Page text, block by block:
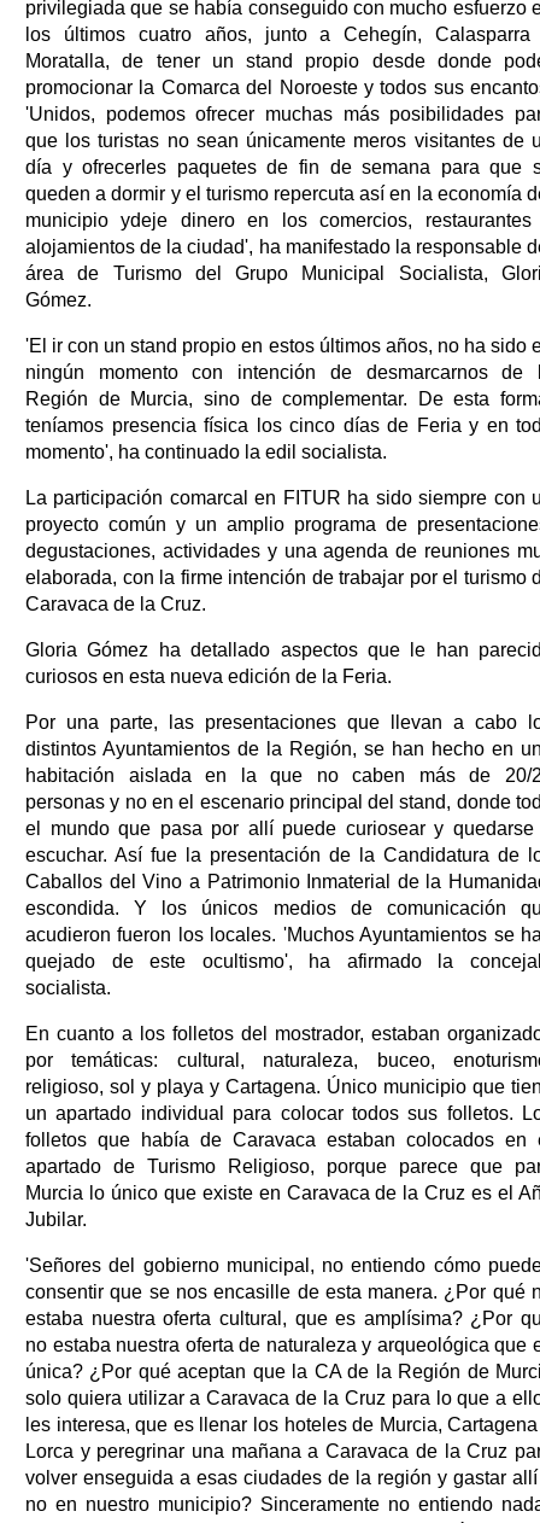
privilegiada que se había conseguido con mucho esfuerzo
los últimos cuatro años, junto a Cehegín, Calasparra
Moratalla, de tener un stand propio desde donde
promocionar la Comarca del Noroeste y todos sus
'Unidos, podemos ofrecer muchas más posibilidades
que los turistas no sean únicamente meros visitantes de
día y ofrecerles paquetes de fin de semana para que
queden a dormir y el turismo repercuta así en la economía
municipio ydeje dinero en los comercios, restaurantes
alojamientos de la ciudad', ha manifestado la responsable
área de Turismo del Grupo Municipal Socialista,
Gómez.
'El ir con un stand propio en estos últimos años, no ha sido
ningún momento con intención de desmarcarnos de
Región de Murcia, sino de complementar. De esta
teníamos presencia física los cinco días de Feria y en
momento', ha continuado la edil socialista.
La participación comarcal en FITUR ha sido siempre con
proyecto común y un amplio programa de
degustaciones, actividades y una agenda de reuniones
elaborada, con la firme intención de trabajar por el turismo
Caravaca de la Cruz.
Gloria Gómez ha detallado aspectos que le han
curiosos en esta nueva edición de la Feria.
Por una parte, las presentaciones que llevan a cabo
distintos Ayuntamientos de la Región, se han hecho en
habitación aislada en la que no caben más de 20/
personas y no en el escenario principal del stand, donde
el mundo que pasa por allí puede curiosear y quedarse
escuchar. Así fue la presentación de la Candidatura de
Caballos del Vino a Patrimonio Inmaterial de la
escondida. Y los únicos medios de comunicación
acudieron fueron los locales. 'Muchos Ayuntamientos se
quejado de este ocultismo', ha afirmado la
socialista.
En cuanto a los folletos del mostrador, estaban
por temáticas: cultural, naturaleza, buceo,
religioso, sol y playa y Cartagena. Único municipio que
un apartado individual para colocar todos sus folletos.
folletos que había de Caravaca estaban colocados en
apartado de Turismo Religioso, porque parece que
Murcia lo único que existe en Caravaca de la Cruz es el
Jubilar.
'Señores del gobierno municipal, no entiendo cómo
consentir que se nos encasille de esta manera. ¿Por qué
estaba nuestra oferta cultural, que es amplísima? ¿Por
no estaba nuestra oferta de naturaleza y arqueológica que
única? ¿Por qué aceptan que la CA de la Región de
solo quiera utilizar a Caravaca de la Cruz para lo que a
les interesa, que es llenar los hoteles de Murcia,
Lorca y peregrinar una mañana a Caravaca de la Cruz
volver enseguida a esas ciudades de la región y gastar
no en nuestro municipio? Sinceramente no entiendo